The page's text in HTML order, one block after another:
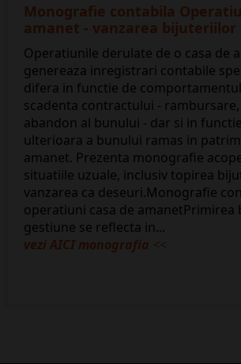
Monografie contabila
amanet - vanzarea bijuteriilor
Operatiunile derulate de o casa de
genereaza inregistrari contabile
difera in functie de
scadenta contractului -
abandon al bunului - dar si in
ulterioara a bunului ramas in
amanet. Prezenta monografie
situatiile uzuale, inclusiv topirea
vanzarea ca deseuri.Monografie
operatiuni casa de amanetPrimirea
gestiune se reflecta in...
vezi AICI monografia <<